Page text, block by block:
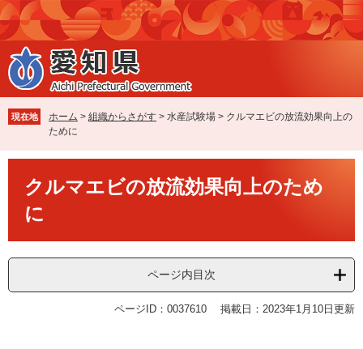
ペ
ー
ジ
の
先
で
す
メ
ニ
ュ
ー
を
ば
し
本
現在地 ホーム > 組織からさがす > 水産試験場 > クルマエビの放流効果向上の
ために
クルマエビの放流効果向上のため
に
ページ内目次
ページID：0037610 掲載日：2023年1月10日更新